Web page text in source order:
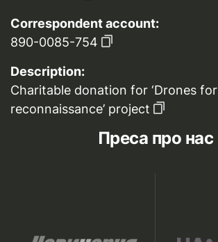
Correspondent account:
890-0085-754
Description:
Charitable donation for ‘Drones for
reconnaissance’ project
Преса про нас